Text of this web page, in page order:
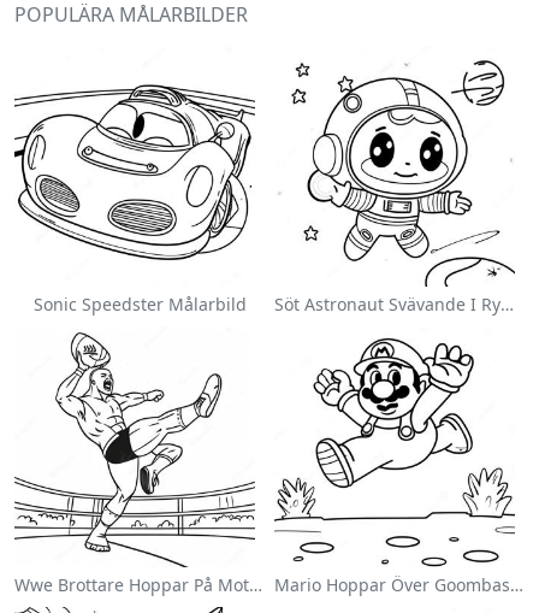
POPULÄRA MÅLARBILDER
Sonic Speedster Målarbild Söt Astronaut Svävande I Rymden Målarbild
Wwe Brottare Hoppar På Motståndare Målarbild Mario Hoppar Över Goombas Målarbild